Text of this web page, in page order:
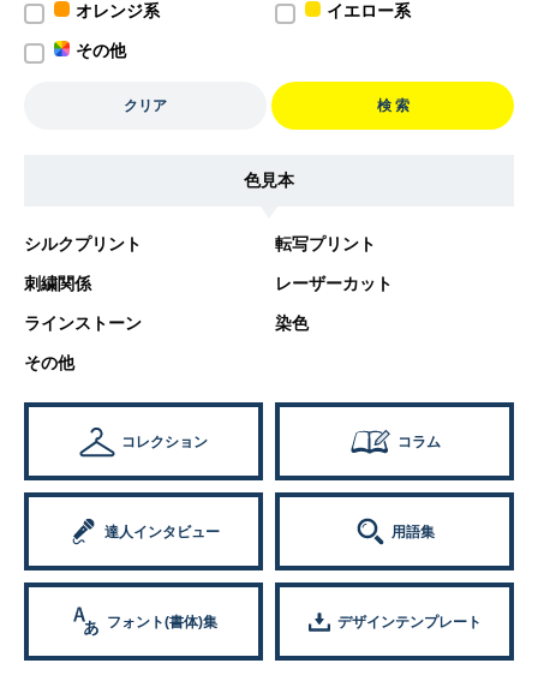
オレンジ系 イエロー系
その他
クリア 検 索
色見本
シルクプリント 転写プリント
刺繍関係 レーザーカット
ラインストーン 染色
その他
コレクション コラム
達人インタビュー 用語集
フォント(書体)集 デザインテンプレート